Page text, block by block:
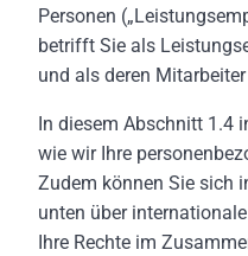
Personen
betrifft Sie als
und als deren
In diesem Abschnitt 1.4
wie wir Ihre
Zudem können Sie sich
unten über
Ihre Rechte im